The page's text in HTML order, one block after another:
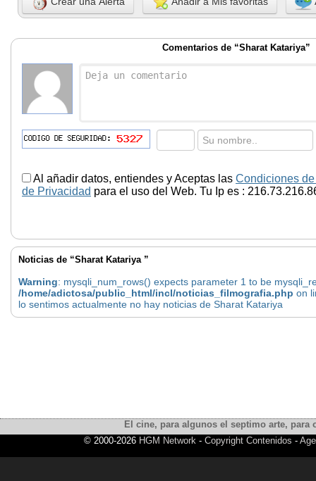
Comentarios de “Sharat Katariya”
Al añadir datos, entiendes y Aceptas las Condiciones
de Privacidad para el uso del Web. Tu Ip es :
Noticias de “Sharat Katariya ”
Warning: mysqli_num_rows() expects parameter 1 to be
/home/adictosa/public_html/incl/noticias_filmografia.php on
lo sentimos actualmente no hay noticias de Sharat Katariya
El cine, para algunos el septimo arte,
© 2000-2026 HGM Network - Copyright Contenidos -